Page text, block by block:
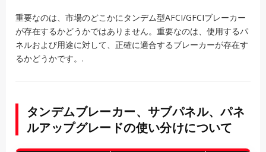
重要なのは、市場のどこかにタンデム型AFCI/GFCIブレーカー
が存在するかどうかではありません。重要なのは、使用するパ
ネルおよび用途に対して、正確に適合するブレーカーが存在す
るかどうかです。.
タンデムブレーカー、サブパネル、パネ
ルアップグレードの使い分けについて